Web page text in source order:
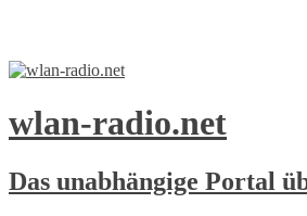
wlan-radio.net
Das unabhängige Portal